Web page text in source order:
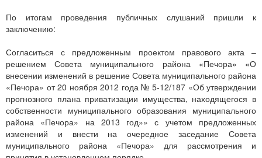
По итогам проведения публичных слушаний пришли к
заключению:
Согласиться с предложенным проектом правового акта –
решением Совета муниципального района «Печора» «О
внесении изменений в решение Совета муниципального района
«Печора» от 20 ноября 2012 года № 5-12/187 «Об утверждении
прогнозного плана приватизации имущества, находящегося в
собственности муниципального образования муниципального
района «Печора» на 2013 год»» с учетом предложенных
изменений и внести на очередное заседание Совета
муниципального района «Печора» для рассмотрения и